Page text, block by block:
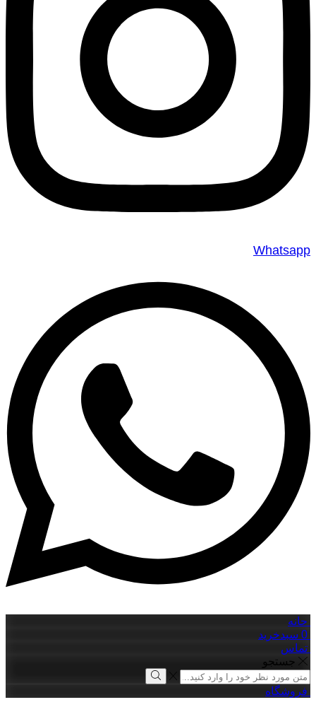
Whatsapp
حانه
0 سبدخرید
تماس
جستجو
Search
input
Search فروشگاه